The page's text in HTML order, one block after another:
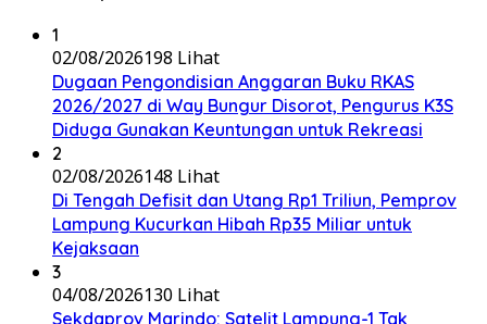
1
02/08/2026198 Lihat
Dugaan Pengondisian Anggaran Buku RKAS
2026/2027 di Way Bungur Disorot, Pengurus K3S
Diduga Gunakan Keuntungan untuk Rekreasi
2
02/08/2026148 Lihat
Di Tengah Defisit dan Utang Rp1 Triliun, Pemprov
Lampung Kucurkan Hibah Rp35 Miliar untuk
Kejaksaan
3
04/08/2026130 Lihat
Sekdaprov Marindo: Satelit Lampung-1 Tak